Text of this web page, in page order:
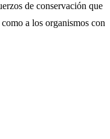
de conservación que
a los organismos con